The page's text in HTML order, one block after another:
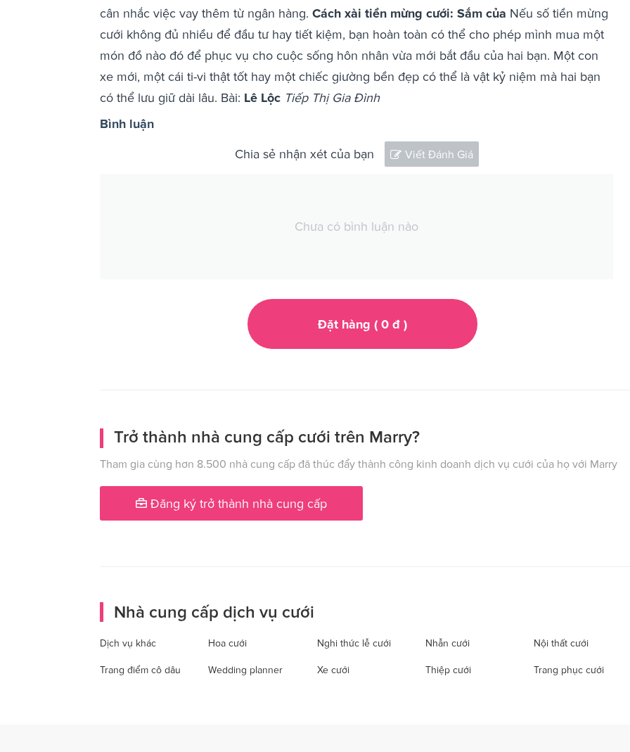
cân nhắc việc vay thêm từ ngân hàng. Cách xài tiền mừng cưới: Sắm của Nếu số tiền mừng
cưới không đủ nhiều để đầu tư hay tiết kiệm, bạn hoàn toàn có thể cho phép mình mua một
món đồ nào đó để phục vụ cho cuộc sống hôn nhân vừa mới bắt đầu của hai bạn. Một con
xe mới, một cái ti-vi thật tốt hay một chiếc giường bền đẹp có thể là vật kỷ niệm mà hai bạn
có thể lưu giữ dài lâu. Bài: Lê Lộc Tiếp Thị Gia Đình
Bình luận
Chia sẻ nhận xét của bạn Viết Đánh Giá
Chưa có bình luận nào
Đặt hàng ( 0đ )
Trở thành nhà cung cấp cưới trên Marry?
Tham gia cùng hơn 8.500 nhà cung cấp đã thúc đẩy thành công kinh doanh dịch vụ cưới của họ với Marry
Đăng ký trở thành nhà cung cấp
Nhà cung cấp dịch vụ cưới
Dịch vụ khác Hoa cưới Nghi thức lễ cưới Nhẫn cưới Nội thất cưới
Trang điểm cô dâu Wedding planner Xe cưới Thiệp cưới Trang phục cưới